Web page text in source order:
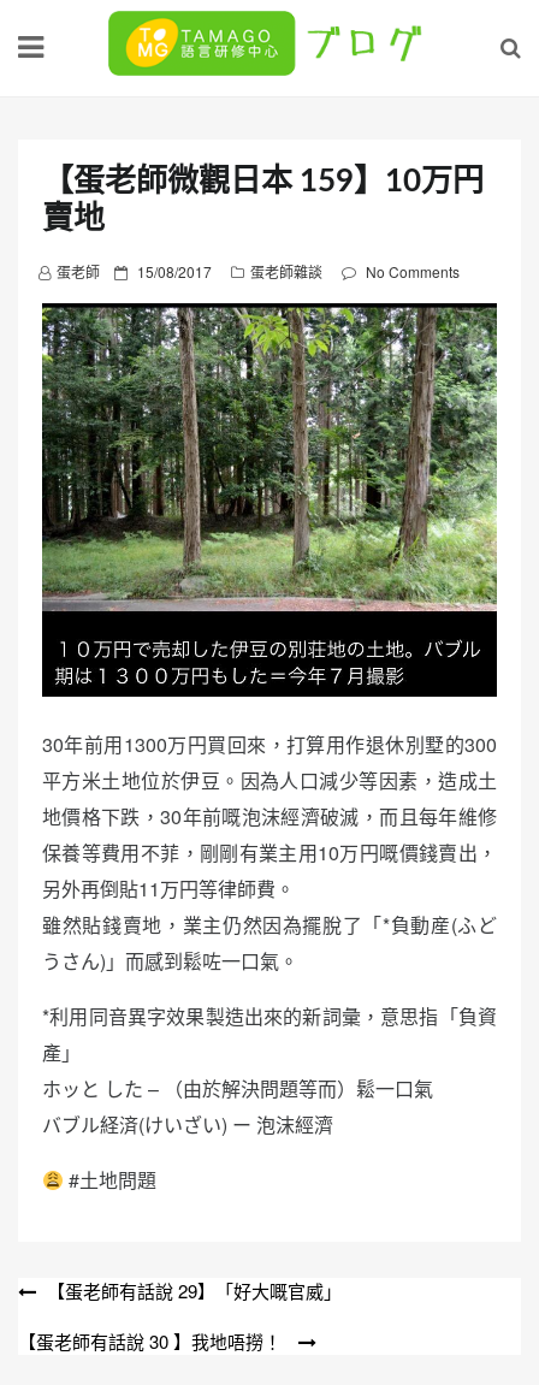
【蛋老師微觀日本 159】10万円
賣地
蛋老師
P
o
s
t
e
d
o
n
15/08/2017 蛋老師雜談 No Comments
30年前用1300万円買回來，打算用作退休別墅的300
平方米土地位於伊豆。因為人口減少等因素，造成土
地價格下跌，30年前嘅泡沫經濟破滅，而且每年維修
保養等費用不菲，剛剛有業主用10万円嘅價錢賣出，
另外再倒貼11万円等律師費。
雖然貼錢賣地，業主仍然因為擺脫了「*負動産(ふど
うさん)」而感到鬆咗一口氣。
*利用同音異字效果製造出來的新詞彙，意思指「負資
產」
ホッと した – （由於解決問題等而）鬆一口氣
バブル経済(けいざい) ー 泡沫經濟
#土地問題
文
章
【蛋老師有話說 29】「好大嘅官威」
【蛋老師有話說 30 】我地唔撈！